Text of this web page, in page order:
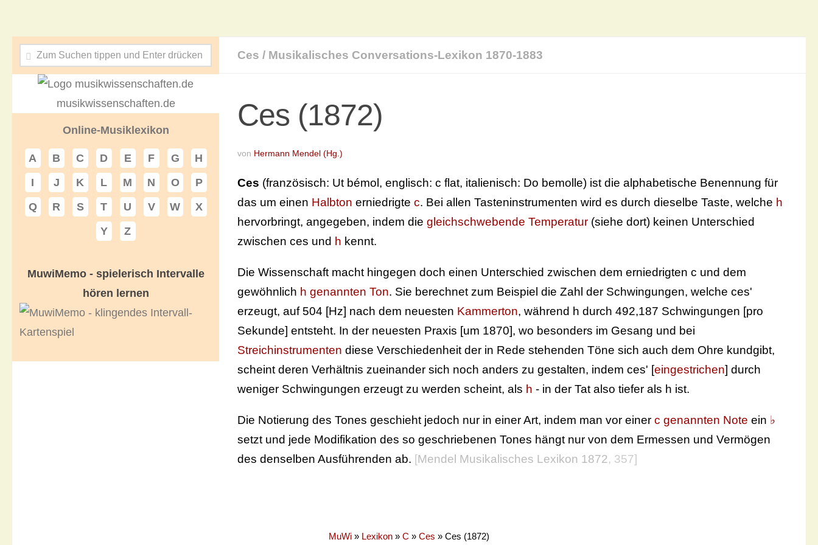
Ces / Musikalisches Conversations-Lexikon 1870-1883
Ces (1872)
von Hermann Mendel (Hg.)
Ces (französisch: Ut bémol, englisch: c flat, italienisch: Do bemolle) ist die alphabetische Benennung für
das um einen Halbton erniedrigte c. Bei allen Tasteninstrumenten wird es durch dieselbe Taste, welche h
hervorbringt, angegeben, indem die gleichschwebende Temperatur (siehe dort) keinen Unterschied
zwischen ces und h kennt.
Die Wissenschaft macht hingegen doch einen Unterschied zwischen dem erniedrigten c und dem
gewöhnlich h genannten Ton. Sie berechnet zum Beispiel die Zahl der Schwingungen, welche ces'
erzeugt, auf 504 [Hz] nach dem neuesten Kammerton, während h durch 492,187 Schwingungen [pro
Sekunde] entsteht. In der neuesten Praxis [um 1870], wo besonders im Gesang und bei
Streichinstrumenten diese Verschiedenheit der in Rede stehenden Töne sich auch dem Ohre kundgibt,
scheint deren Verhältnis zueinander sich noch anders zu gestalten, indem ces' [eingestrichen] durch
weniger Schwingungen erzeugt zu werden scheint, als h - in der Tat also tiefer als h ist.
Die Notierung des Tones geschieht jedoch nur in einer Art, indem man vor einer c genannten Note ein ♭
setzt und jede Modifikation des so geschriebenen Tones hängt nur von dem Ermessen und Vermögen
des denselben Ausführenden ab. [Mendel Musikalisches Lexikon 1872, 357]
musikwissenschaften.de
Online-Musiklexikon
A B C D E F G
H
I
J K L M N O
P
Q
R S T U V W
X
Y
Z
MuwiMemo - spielerisch Intervalle
hören lernen
MuWi » Lexikon » C » Ces » Ces (1872)